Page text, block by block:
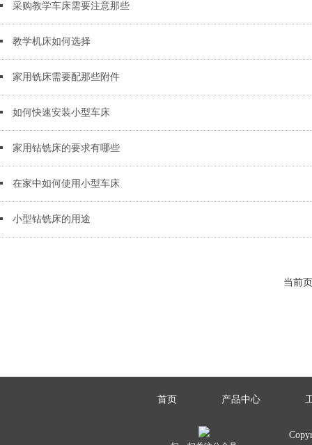
采购教学车床需要注意那些
教学机床如何选择
家用铣床需要配那些附件
如何快速安装小型车床
家用钻铣床的要求有哪些
在家中如何使用小型车床
小型钻铣床的用途
当前
首页 产品中心